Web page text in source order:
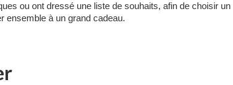
ou ont dressé une liste de souhaits, afin de choisir
ensemble à un grand cadeau.